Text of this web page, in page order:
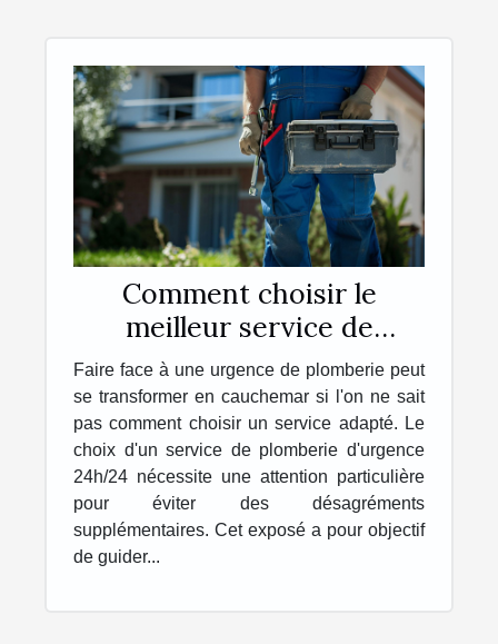
Comment choisir le
meilleur service de
plomberie d'urgence
24h/24
Faire face à une urgence de plomberie peut
se transformer en cauchemar si l'on ne sait
pas comment choisir un service adapté. Le
choix d'un service de plomberie d'urgence
24h/24 nécessite une attention particulière
pour éviter des désagréments
supplémentaires. Cet exposé a pour objectif
de guider...